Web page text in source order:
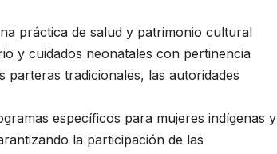
práctica de salud y patrimonio cultural
y cuidados neonatales con pertinencia
parteras tradicionales, las autoridades
específicos para mujeres indígenas y
la participación de las